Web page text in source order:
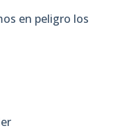
en peligro los